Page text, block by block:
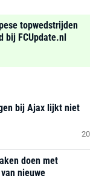
topwedstrijden
bij FCUpdate.nl
bij Ajax lijkt niet
20
doen met
nieuwe